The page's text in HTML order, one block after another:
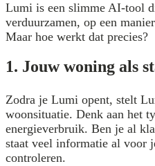
Lumi is een slimme AI-tool
verduurzamen, op een
Maar hoe werkt dat precies?
1. Jouw woning als
Zodra je Lumi opent, stelt
woonsituatie. Denk aan het
energieverbruik. Ben je al
staat veel informatie al voor
controleren.